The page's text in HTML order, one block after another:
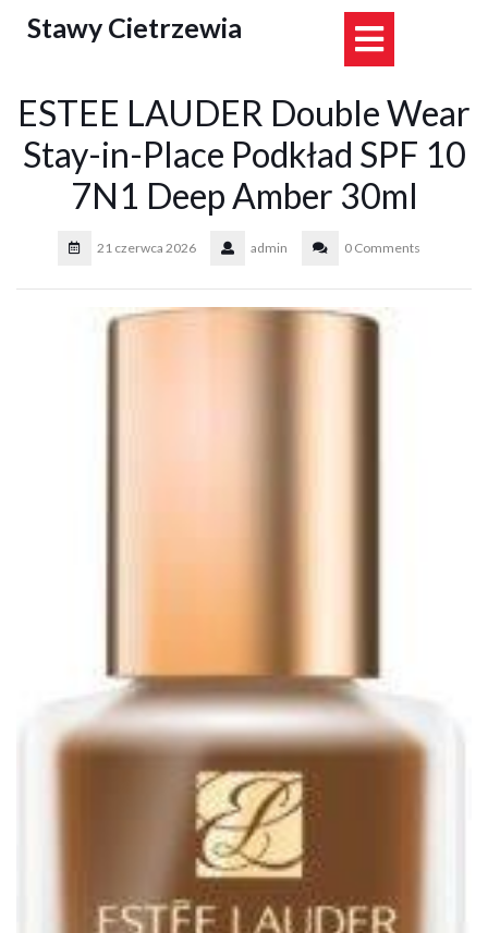
Stawy Cietrzewia
ESTEE LAUDER Double Wear
Stay-in-Place Podkład SPF 10
7N1 Deep Amber 30ml
21 czerwca 2026 admin 0 Comments